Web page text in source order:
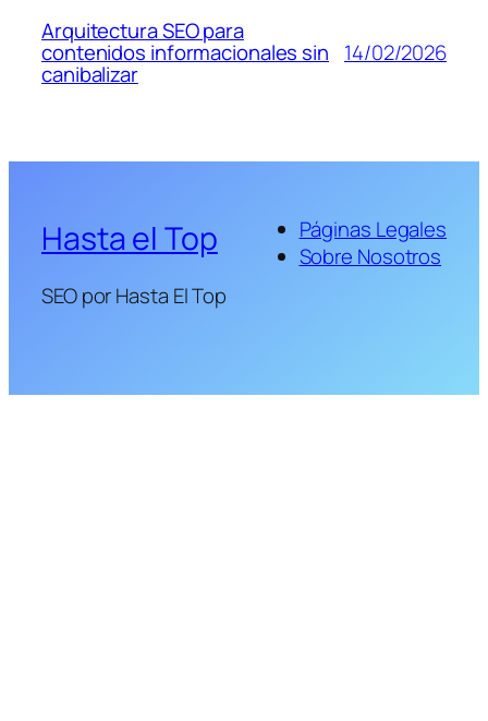
Arquitectura SEO para
contenidos informacionales sin
canibalizar
14/02/2026
Hasta el Top
SEO por Hasta El Top
Páginas Legales
Sobre Nosotros